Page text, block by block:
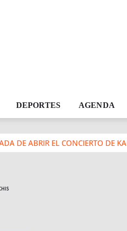
DEPORTES AGENDA
DE ABRIR EL CONCIERTO DE